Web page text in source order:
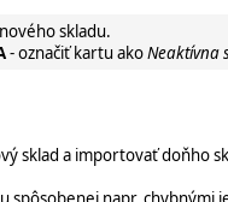
skladu.
- označiť kartu akoNeaktívna
sklad a importovať doňho